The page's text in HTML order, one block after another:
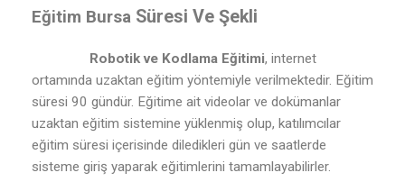
Eğitim Bursa Süresi Ve Şekli
Robotik ve Kodlama Eğitimi, internet
ortamında uzaktan eğitim yöntemiyle verilmektedir. Eğitim
süresi 90 gündür. Eğitime ait videolar ve dokümanlar
uzaktan eğitim sistemine yüklenmiş olup, katılımcılar
eğitim süresi içerisinde diledikleri gün ve saatlerde
sisteme giriş yaparak eğitimlerini tamamlayabilirler.